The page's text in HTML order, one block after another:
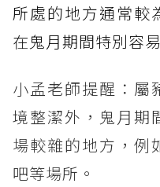
所處的地方通常較
在鬼月期間特別容
小孟老師提醒：屬
境整潔外，鬼月期
場較雜的地方，例
吧等場所。